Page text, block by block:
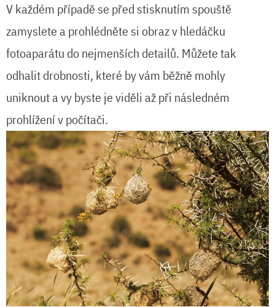
V každém případě se před stisknutím spouště
zamyslete a prohlédněte si obraz v hledáčku
fotoaparátu do nejmenších detailů. Můžete tak
odhalit drobnosti, které by vám běžně mohly
uniknout a vy byste je viděli až při následném
prohlížení v počítači.